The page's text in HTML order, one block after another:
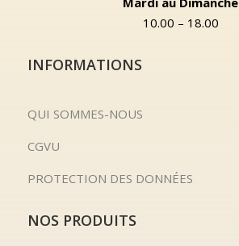
10.00 – 18.00
INFORMATIONS
QUI SOMMES-NOUS
CGVU
PROTECTION DES DONNÉES
NOS PRODUITS